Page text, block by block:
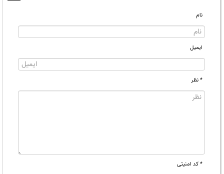
نام
ایمیل
* نظر
* کد امنیتی